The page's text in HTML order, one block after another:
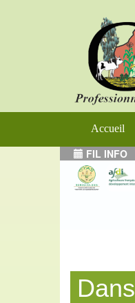
Accueil
FIL INFO
de l’Entrepreneuriat